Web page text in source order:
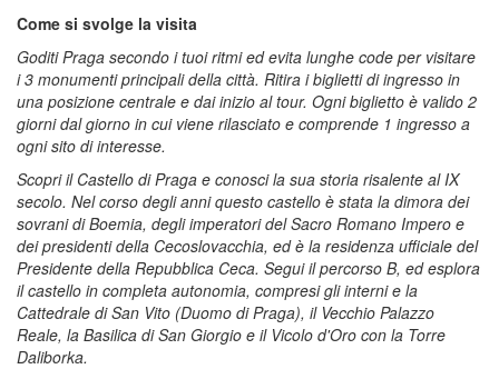
Come si svolge la visita
Goditi Praga secondo i tuoi ritmi ed evita lunghe code per visitare
i 3 monumenti principali della città. Ritira i biglietti di ingresso in
una posizione centrale e dai inizio al tour. Ogni biglietto è valido 2
giorni dal giorno in cui viene rilasciato e comprende 1 ingresso a
ogni sito di interesse.
Scopri il Castello di Praga e conosci la sua storia risalente al IX
secolo. Nel corso degli anni questo castello è stata la dimora dei
sovrani di Boemia, degli imperatori del Sacro Romano Impero e
dei presidenti della Cecoslovacchia, ed è la residenza ufficiale del
Presidente della Repubblica Ceca. Segui il percorso B, ed esplora
il castello in completa autonomia, compresi gli interni e la
Cattedrale di San Vito (Duomo di Praga), il Vecchio Palazzo
Reale, la Basilica di San Giorgio e il Vicolo d'Oro con la Torre
Daliborka.